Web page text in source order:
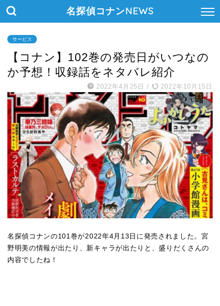
名探偵コナンNEWS
サービス
【コナン】102巻の発売日がいつなの
か予想！収録話をネタバレ紹介
2022年4月25日 / 2022年10月15日
名探偵コナンの101巻が2022年4月13日に発売されました。宮
野明美の情報が出たり、新キャラが出たりと、盛りだくさんの
内容でしたね！